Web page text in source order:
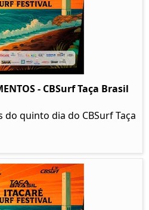
- CBSurf Taça Brasil
quinto dia do CBSurf Taça